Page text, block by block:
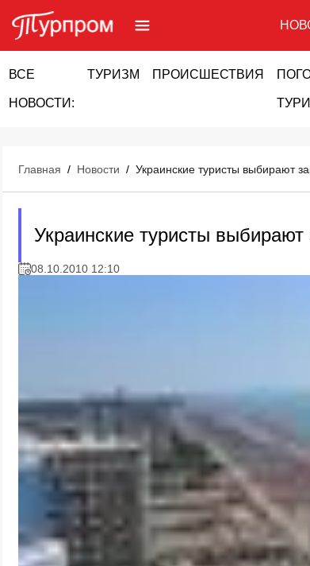
ВСЕ
НОВОСТИ:
ТУРИЗМ ПРОИСШЕСТВИЯ
Главная / Новости / Украинские туристы выбирают
Украинские туристы
08.10.2010 12:10